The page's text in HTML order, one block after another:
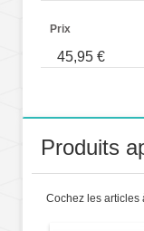
Prix
45,95 €
Produits
Cochez les articles